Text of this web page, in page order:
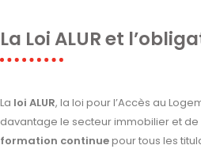
La Loi ALUR et
La loi ALUR, la loi pour l’Accès au
davantage le secteur immobilier et
formation continuepour tous les